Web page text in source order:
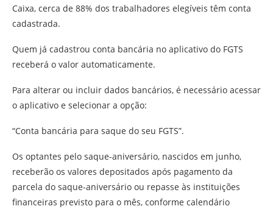
Caixa, cerca de 88% dos trabalhadores elegíveis têm conta
cadastrada.
Quem já cadastrou conta bancária no aplicativo do FGTS
receberá o valor automaticamente.
Para alterar ou incluir dados bancários, é necessário acessar
o aplicativo e selecionar a opção:
“Conta bancária para saque do seu FGTS”.
Os optantes pelo saque-aniversário, nascidos em junho,
receberão os valores depositados após pagamento da
parcela do saque-aniversário ou repasse às instituições
financeiras previsto para o mês, conforme calendário